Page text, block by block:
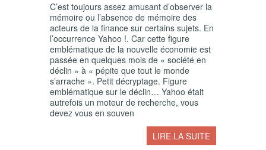
C’est toujours assez amusant d’observer la
mémoire ou l’absence de mémoire des
acteurs de la finance sur certains sujets. En
l’occurrence Yahoo !. Car cette figure
emblématique de la nouvelle économie est
passée en quelques mois de « société en
déclin » à « pépite que tout le monde
s’arrache ». Petit décryptage. Figure
emblématique sur le déclin… Yahoo était
autrefois un moteur de recherche, vous
devez vous en souven
LIRE LA SUITE